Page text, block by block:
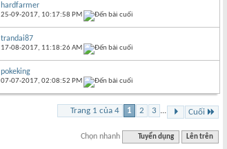
hardfarmer
25-09-2017, 10:17:58 PM
trandai87
17-08-2017, 11:18:26 AM
pokeking
07-07-2017,02:08:52 PM
Trang 1 của 4 1 2 3 ... Cuối
Chọn nhanh Tuyển dụng Lên trên